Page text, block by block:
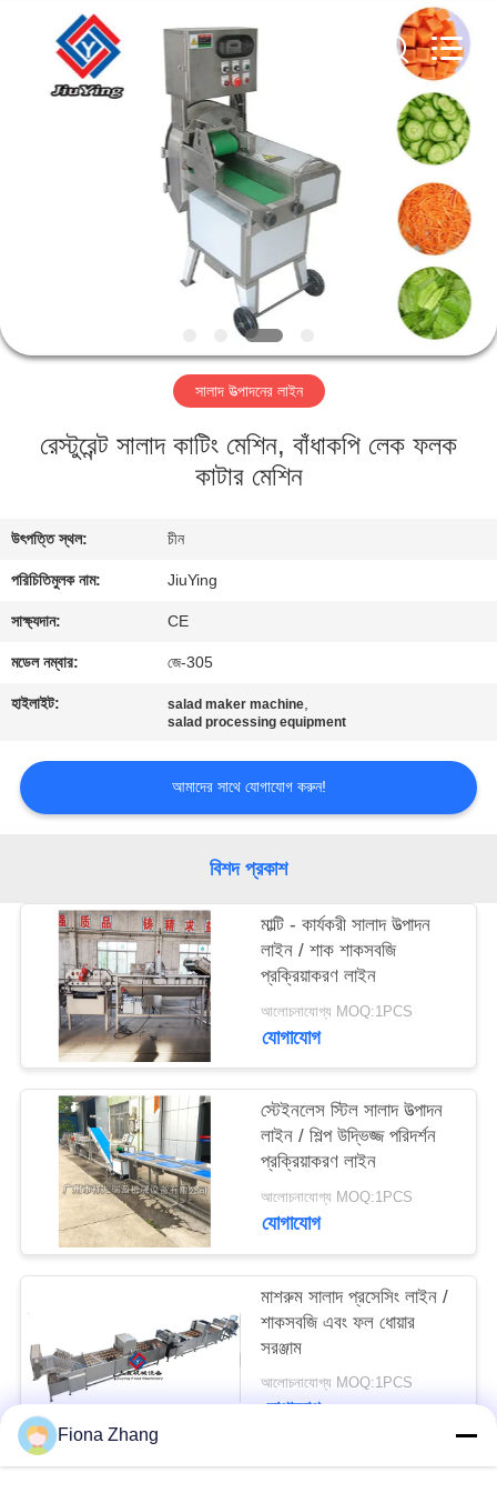
আমাদের
গুণমান
নিয়ন্ত্রণ
আমাদের
যোগাযোগ
মামলা
একটি
উদ্ধৃতি
অনুরোধ
করুন
গোপনীয়তা
নীতি
Machinery
Reserved.
সালাদ উত্পাদনের লাইন
রেস্টুরেন্ট সালাদ কাটিং মেশিন, বাঁধাকপি লেক ফলক
কাটার মেশিন
উৎপত্তি স্থল: চীন
পরিচিতিমুলক নাম: JiuYing
সাক্ষ্যদান: CE
মডেল নম্বার: জে-305
হাইলাইট: salad maker machine,
salad processing equipment
আমাদের সাথে যোগাযোগ করুন!
বিশদ প্রকাশ
মাল্টি - কার্যকরী সালাদ উত্পাদন
লাইন / শাক শাকসবজি
প্রক্রিয়াকরণ লাইন
আলোচনাযোগ্য MOQ:1PCS
যোগাযোগ
স্টেইনলেস স্টিল সালাদ উত্পাদন
লাইন / শিল্প উদ্ভিজ্জ পরিদর্শন
প্রক্রিয়াকরণ লাইন
আলোচনাযোগ্য MOQ:1PCS
যোগাযোগ
মাশরুম সালাদ প্রসেসিং লাইন /
শাকসবজি এবং ফল ধোয়ার
সরঞ্জাম
আলোচনাযোগ্য MOQ:1PCS
যোগাযোগ
Fiona Zhang